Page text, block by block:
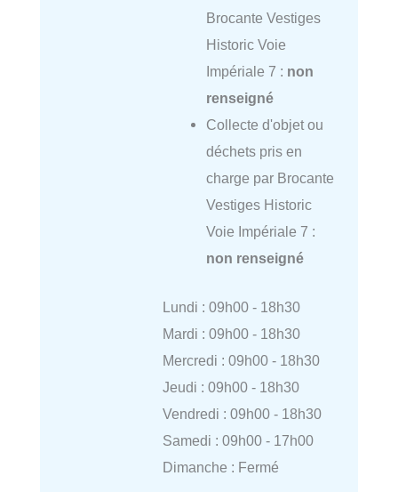
Brocante Vestiges
Historic Voie
Impériale 7 : non
renseigné
Collecte d'objet ou
déchets pris en
charge par Brocante
Vestiges Historic
Voie Impériale 7 :
non renseigné
Lundi : 09h00 - 18h30
Mardi : 09h00 - 18h30
Mercredi : 09h00 - 18h30
Jeudi : 09h00 - 18h30
Vendredi : 09h00 - 18h30
Samedi : 09h00 - 17h00
Dimanche : Fermé